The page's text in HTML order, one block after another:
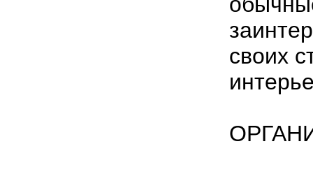
своих